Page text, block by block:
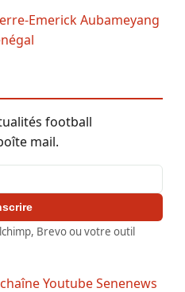
Emerick Aubameyang
football
mail.
Brevo ou votre outil